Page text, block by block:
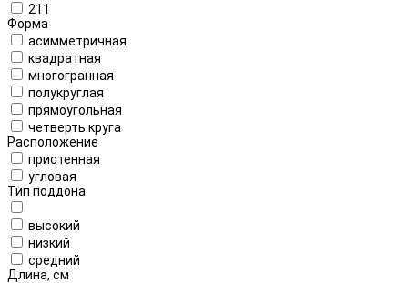
211
Форма
асимметричная
квадратная
многогранная
полукруглая
прямоугольная
четверть круга
Расположение
пристенная
угловая
Тип поддона
высокий
низкий
средний
Длина, см